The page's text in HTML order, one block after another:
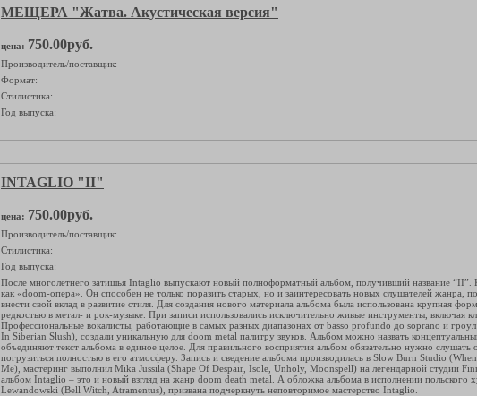
МЕЩЕРА "Жатва. Акустическая версия"
цена: 750.00руб.
Производитель/поставщик:
Формат:
Стилистика:
Год выпуска:
INTAGLIO "II"
цена: 750.00руб.
Производитель/поставщик:
Стилистика:
Год выпуска:
После многолетнего затишья Intaglio выпускают новый полноформатный альбом, получивший название “II”.
как «doom-опера». Он способен не только поразить старых, но и заинтересовать новых слушателей жанра,
внести свой вклад в развитие стиля. Для создания нового материала альбома была использована крупная
редкостью в метал- и рок-музыке. При записи использовались исключительно живые инструменты, включая
Профессиональные вокалисты, работающие в самых разных диапазонах от basso profundo до soprano и
In Siberian Slush), создали уникальную для doom metal палитру звуков. Альбом можно назвать
объединяют текст альбома в единое целое. Для правильного восприятия альбом обязательно нужно слушать
погрузиться полностью в его атмосферу. Запись и сведение альбома производилась в Slow Burn Studio
Me), мастеринг выполнил Mika Jussila (Shape Of Despair, Isole, Unholy, Moonspell) на легендарной студии
альбом Intaglio – это и новый взгляд на жанр doom death metal. А обложка альбома в исполнении польского
Lewandowski (Bell Witch, Atramentus), призвана подчеркнуть неповторимое мастерство Intaglio.